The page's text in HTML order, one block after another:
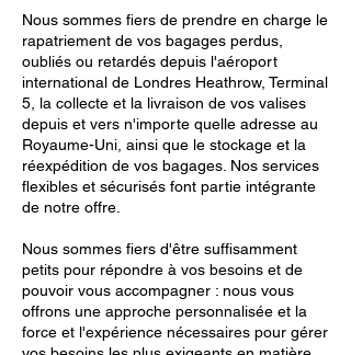
Nous sommes fiers de prendre en charge le
rapatriement de vos bagages perdus,
oubliés ou retardés depuis l'aéroport
international de Londres Heathrow, Terminal
5, la collecte et la livraison de vos valises
depuis et vers n'importe quelle adresse au
Royaume-Uni, ainsi que le stockage et la
réexpédition de vos bagages. Nos services
flexibles et sécurisés font partie intégrante
de notre offre.
Nous sommes fiers d'être suffisamment
petits pour répondre à vos besoins et de
pouvoir vous accompagner : nous vous
offrons une approche personnalisée et la
force et l'expérience nécessaires pour gérer